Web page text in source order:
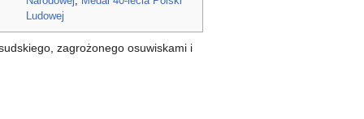
Ludowej
zagrożonego osuwiskami i